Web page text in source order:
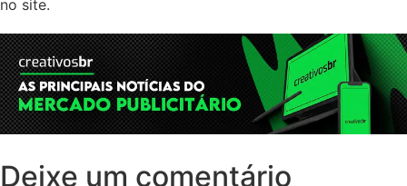
no site.
Deixe um comentário